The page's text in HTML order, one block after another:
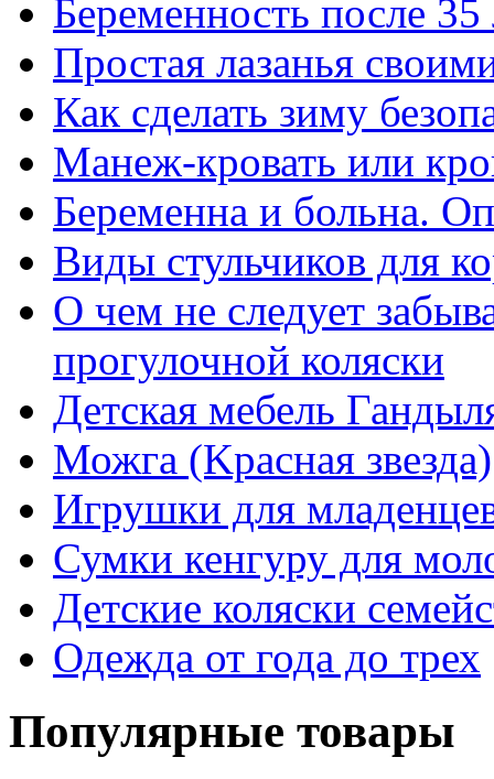
Беременность после 35
Простая лазанья
Как сделать зиму
Манеж-кровать или
Беременна и больна.
Виды стульчиков для
О чем не следует
прогулочной коляски
Детская мебель
Можга (Kрасная звезда)
Игрушки для
Сумки кенгуру для
Детские коляски
Одежда от года до трех
Популярные товары